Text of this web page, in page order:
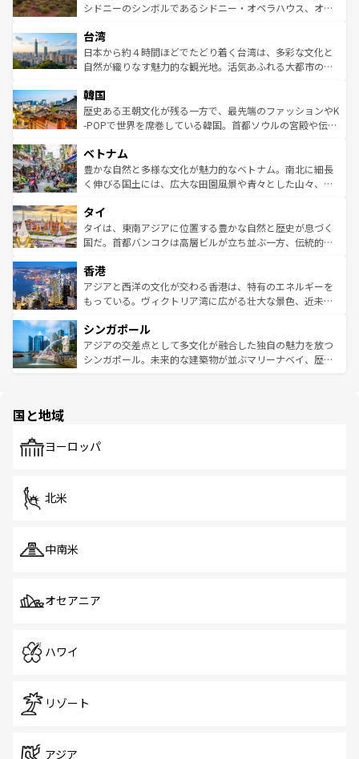
しみながら、その多様性と豊かな歴史を感じることができ
ならではの贅沢な旅のスタイルだ。 なお、新着のアメリカ
情報はコンテンツ一覧を参照してほしい。
おすすめ。エメラルドグリーンに輝く海をはじめ、豊かな
れるおもてなしの心で訪れる人々を迎えてくれるハワイの
人々、おいしいローカルフードやハワイアンミュージッ
ク、伝統的なフラダンスなど、すべてがハワイの魅力を彩
ワイを、存分に味わってほしい。 なお、新着のハワイ情報
はコンテンツ一覧を参照してほしい。
シドニーのシンボルであるシドニー・オペラハウス、オー
リアリーフや大陸中央部にそびえるウルル（エアーズロッ
ク）、タスマニアの美しい原生林やケアンズの熱帯雨林な
ど、見どころがたくさん。また、カフェやワイン、オージ
いる。アクティビティも充実しており、サーフィンやダイ
ビング、ハイキングなど、アウトドア好きにはたまらな
い。オーストラリアの多彩な魅力を存分に味わいつくそ
参照してほしい。
台湾
日本から約４時間ほどでたどり着く台湾は、多彩な文化と
自然が織りなす魅力的な観光地。活気あふれる大都市の台
ン）、静ひつな山岳地帯である台湾東部など、都市の喧騒
と山間の静けさが共存しており、訪れる人に新しい発見と
驚きをもたらしてくれる。また、奥深い台湾の食文化も魅
容にもいいと評判のスイーツなど、バラエティ豊かな料理
が味わえる。 なお、新着の台湾情報は コンテンツ一覧を参
照してほしい。
韓国
歴史ある王朝文化が残る一方で、最先端のファッションやK
-POPで世界を席巻している韓国。首都ソウルの宮殿や伝統
き、地方に足を延ばせば四季折々の自然美を楽しむことが
できる。そして、キムチや焼肉、絶品のストリートフード
まで、さまざまな韓国料理が待っている。夜には、韓国な
リティに包まれながら、韓国の多彩な魅力を心ゆくまで味
わってみてほしい。 なお、新着の韓国情報はコンテンツ一
覧を参照してほしい。
ベトナム
豊かな自然と多様な文化が魅力的なベトナム。南北に細長
く伸びる国土には、広大な田園風景や青々とした山々、世
急速な発展と共に伝統が息づく。ハノイの古い町並みやホ
ーチミン市のフランス統治時代の建物も、独特の雰囲気を
醸し出している。また、バラエティの豊かさとおいしさで
とつ。フォーやバインミー、ベトナムコーヒーなどは、ぜ
ひ現地で味わいたい。どの地域を訪れてもあたたかい人々
が旅行者を迎えてくれるので、きっと忘れられない旅にな
参照してほしい。
タイ
タイは、東南アジアに位置する豊かな自然と歴史が息づく
国だ。首都バンコクは高層ビルが立ち並ぶ一方、伝統的な
の活気が交差している。北部ではチェンマイなどの山岳地
帯で自然と触れ合い、南部ではプーケットやクラビの美し
いビーチでリゾート気分を楽しむことができる。タイ料理
激する。気候は一年中温暖で、どの季節にも異なる楽しみ
が待っている。親しみやすいタイの人々、仏教を中心とし
た文化、そして多様な観光資源が、訪れる旅人を魅了し続
香港
アジアと西洋の文化が交わる香港は、特有のエネルギーを
もっている。ヴィクトリア湾に広がる壮大な景色、近未来
み、どこを訪れても感動するはず。観光スポットが密集し
ており、効率よく見どころを回れるのも魅力。息をのむよ
うな絶景から文化的な体験まで、香港を存分に楽しみ尽く
シンガポール
アジアの交差点として多文化が融合した独自の魅力を放つ
シンガポール。未来的な建築物が並ぶマリーナベイ、歴史
で、ホーカーズは地元の風情を楽しめる外せないスポット
国と地域
ヨーロッパ
北米
中南米
オセアニア
ハワイ
リゾート
アジア